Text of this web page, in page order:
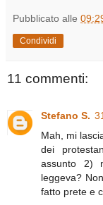
Pubblicato alle
Condividi
11 commenti:
Stefano S.
Mah, mi
dei
assunto 2)
leggeva?
fatto prete e